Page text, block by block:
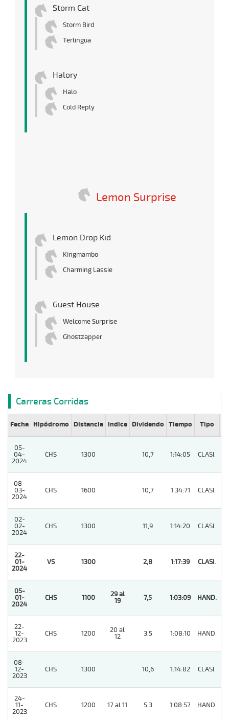
Storm Cat
Storm Bird
Terlingua
Halory
Halo
Cold Reply
Lemon Surprise
Lemon Drop Kid
Kingmambo
Charming Lassie
Guest House
Welcome Surprise
Ghostzapper
Carreras Corridas
Fecha Hipódromo Distancia Indice Dividendo Tiempo Tipo
05-
04-
2024
CHS 1300 10,7 1:14:05 CLASI.
08-
03-
2024
CHS 1600 10,7 1:34:71 CLASI.
02-
02-
2024
CHS 1300 11,9 1:14:20 CLASI.
22-
01-
2024
VS 1300 2,8 1:17:39 CLASI.
05-
01-
2024
CHS 1100
29 al
19
7,5 1:03:09 HAND.
22-
12-
2023
CHS 1200
20 al
12
3,5 1:08:10 HAND.
08-
12-
2023
CHS 1300 10,6 1:14:82 CLASI.
24-
11-
2023
CHS 1200 17 al 11 5,3 1:08:57 HAND.